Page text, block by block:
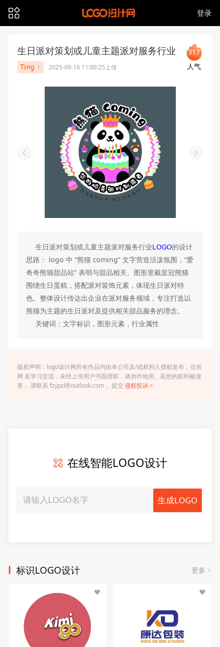
登录
生日派对策划或儿童主题派对服务行业
Tiꪀᧁ 2025-09-16 11:00:25上传
317
人气
生日派对策划或儿童主题派对服务行业LOGO的设计
思路： logo 中 “熊猫 coming” 文字营造活泼氛围，“爱
奇奇熊猫甜品站” 表明与甜品相关。图形里戴皇冠熊猫
围绕生日蛋糕，搭配派对装饰元素，体现生日派对特
色。整体设计传达出企业在派对服务领域，专注打造以
熊猫为主题的生日派对及提供相关甜品服务的理念。
关键词：文字标识，图形元素，行业属性
版权声明：logo设计网所有作品均由本公司及/或权利人授权发布，仅供
网 友学习交流，未经上传用户书面授权，请勿作他用。若您的权利被侵
害， 请联系 fzypzl@outlook.com， 提交 侵权投诉 >
在线智能LOGO设计
生成LOGO
标识LOGO设计 更多